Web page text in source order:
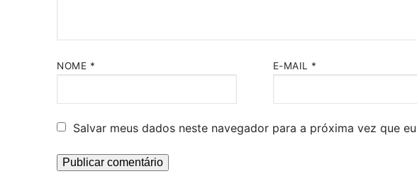
NOME * E-MAIL *
Salvar meus dados neste navegador para a próxima vez que